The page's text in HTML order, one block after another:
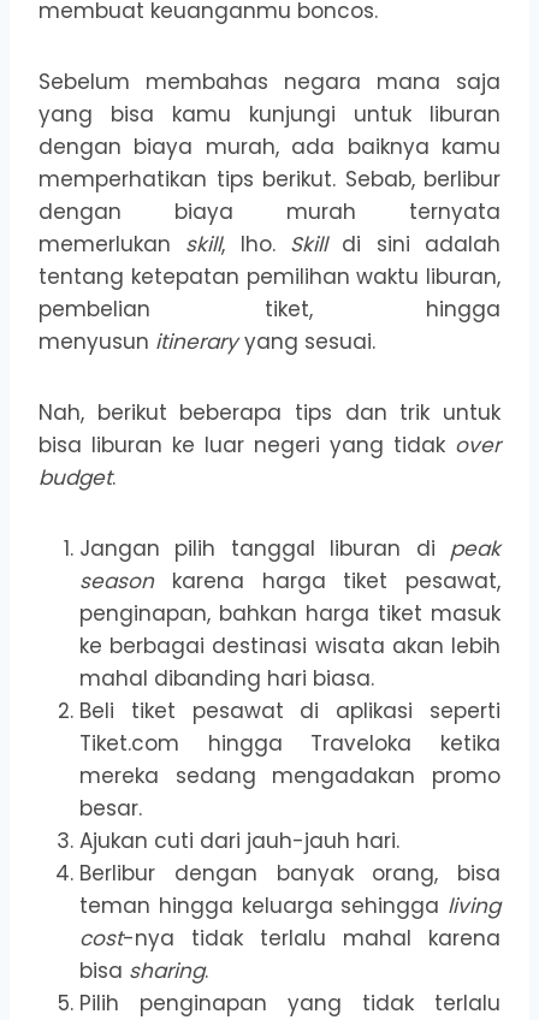
membuat keuanganmu boncos.
Sebelum membahas negara mana saja
yang bisa kamu kunjungi untuk liburan
dengan biaya murah, ada baiknya kamu
memperhatikan tips berikut. Sebab, berlibur
dengan biaya murah ternyata
memerlukan skill, lho. Skilldi sini adalah
tentang ketepatan pemilihan waktu liburan,
pembelian tiket, hingga
menyusun itineraryyang sesuai.
Nah, berikut beberapa tips dan trik untuk
bisa liburan ke luar negeri yang tidak over
budget.
Jangan pilih tanggal liburan di peak
seasonkarena harga tiket pesawat,
penginapan, bahkan harga tiket masuk
ke berbagai destinasi wisata akan lebih
mahal dibanding hari biasa.
Beli tiket pesawat di aplikasi seperti
Tiket.com hingga Traveloka ketika
mereka sedang mengadakan promo
besar.
Ajukan cuti dari jauh-jauh hari.
Berlibur dengan banyak orang, bisa
teman hingga keluarga sehingga living
cost-nya tidak terlalu mahal karena
bisa sharing.
Pilih penginapan yang tidak terlalu